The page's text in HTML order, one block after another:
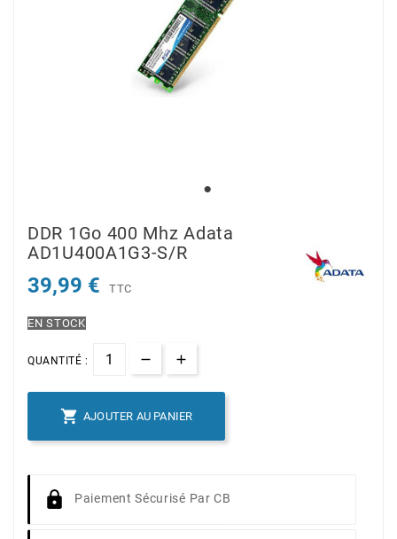
DDR 1Go 400 Mhz Adata
AD1U400A1G3-S/R
39,99 € TTC
EN STOCK
QUANTITÉ :
 AJOUTER AU PANIER
Paiement Sécurisé Par CB